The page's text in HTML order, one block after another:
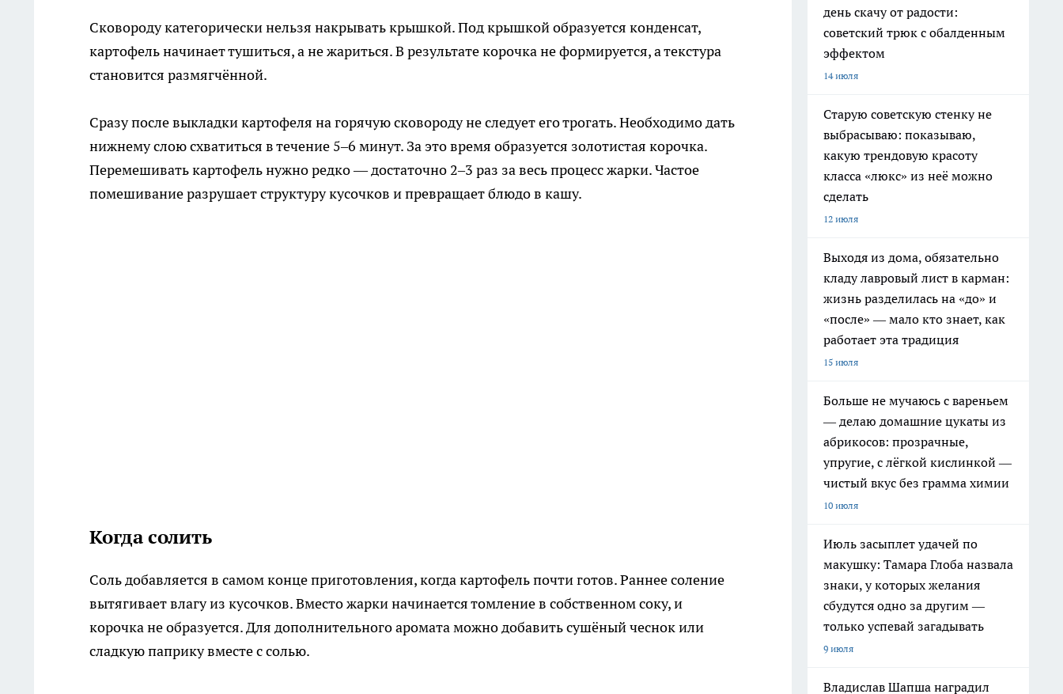
Сковороду категорически нельзя накрывать крышкой. Под крышкой образуется конденсат,
картофель начинает тушиться, а не жариться. В результате корочка не формируется, а текстура
становится размягчённой.
Сразу после выкладки картофеля на горячую сковороду не следует его трогать. Необходимо дать
нижнему слою схватиться в течение 5–6 минут. За это время образуется золотистая корочка.
Перемешивать картофель нужно редко — достаточно 2–3 раз за весь процесс жарки. Частое
помешивание разрушает структуру кусочков и превращает блюдо в кашу.
Когда солить
Соль добавляется в самом конце приготовления, когда картофель почти готов. Раннее соление
вытягивает влагу из кусочков. Вместо жарки начинается томление в собственном соку, и
корочка не образуется. Для дополнительного аромата можно добавить сушёный чеснок или
сладкую паприку вместе с солью.
день скачу от радости:
советский трюк с обалденным
эффектом
14 июля
Старую советскую стенку не
выбрасываю: показываю,
какую трендовую красоту
класса «люкс» из неё можно
сделать
12 июля
Выходя из дома, обязательно
кладу лавровый лист в карман:
жизнь разделилась на «до» и
«после» — мало кто знает, как
работает эта традиция
15 июля
Больше не мучаюсь с вареньем
— делаю домашние цукаты из
абрикосов: прозрачные,
упругие, с лёгкой кислинкой —
чистый вкус без грамма химии
10 июля
Июль засыплет удачей по
макушку: Тамара Глоба назвала
знаки, у которых желания
сбудутся одно за другим —
только успевай загадывать
9 июля
Владислав Шапша наградил